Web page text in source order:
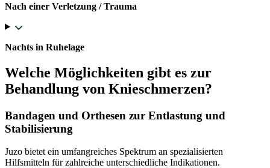
Nach einer Verletzung / Trauma
Nachts in Ruhelage
Welche Möglichkeiten gibt es zur
Behandlung von Knieschmerzen?
Bandagen und Orthesen zur Entlastung und
Stabilisierung
Juzo bietet ein umfangreiches Spektrum an spezialisierten
Hilfsmitteln für zahlreiche unterschiedliche Indikationen.